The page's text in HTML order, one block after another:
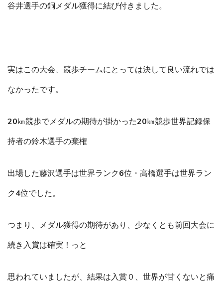
谷井選手の銅メダル獲得に結び付きました。
実はこの大会、競歩チームにとっては決して良い流れでは
なかったです。
20㎞競歩でメダルの期待が掛かった20㎞競歩世界記録保
持者の鈴木選手の棄権
出場した藤沢選手は世界ランク6位・高橋選手は世界ラン
ク4位でした。
つまり、メダル獲得の期待があり、少なくとも前回大会に
続き入賞は確実！っと
思われていましたが、結果は入賞０、世界が甘くないと痛